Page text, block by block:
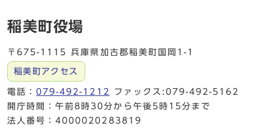
稲美町役場
〒675-1115 兵庫県加古郡稲美町国岡1-1
稲美町アクセス
電話：079-492-1212
ファックス:079-492-5162
開庁時間：午前8時30分から午後5時15分まで
法人番号：4000020283819